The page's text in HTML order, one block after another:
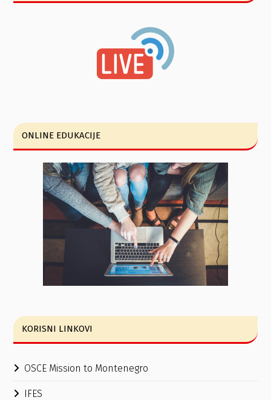
ONLINE EDUKACIJE
KORISNI LINKOVI
OSCE Mission to Montenegro
IFES